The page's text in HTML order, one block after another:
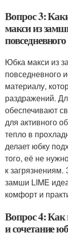
Вопрос 3:
макси из
Юбка макси из
повседневного
материалу,
раздражений.
обеспечивают
для активного
тепло в
делает юбку
того, её не
к
замши LIME
комфорт и
Вопрос 4:
и сочетание